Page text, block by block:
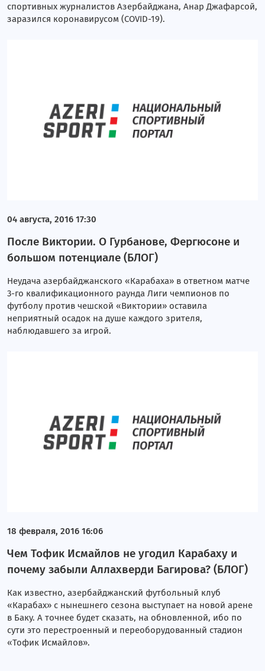
спортивных журналистов Азербайджана, Анар Джафарсой,
заразился коронавирусом (COVID-19).
04 августа, 2016 17:30
После Виктории. О Гурбанове, Фергюсоне и
большом потенциале (БЛОГ)
Неудача азербайджанского «Карабаха» в ответном матче
3-го квалификационного раунда Лиги чемпионов по
футболу против чешской «Виктории» оставила
неприятный осадок на душе каждого зрителя,
наблюдавшего за игрой.
18 февраля, 2016 16:06
Чем Тофик Исмайлов не угодил Карабаху и
почему забыли Аллахверди Багирова? (БЛОГ)
Как известно, азербайджанский футбольный клуб
«Карабах» с нынешнего сезона выступает на новой арене
в Баку. А точнее будет сказать, на обновленной, ибо по
сути это перестроенный и переоборудованный стадион
«Тофик Исмайлов».